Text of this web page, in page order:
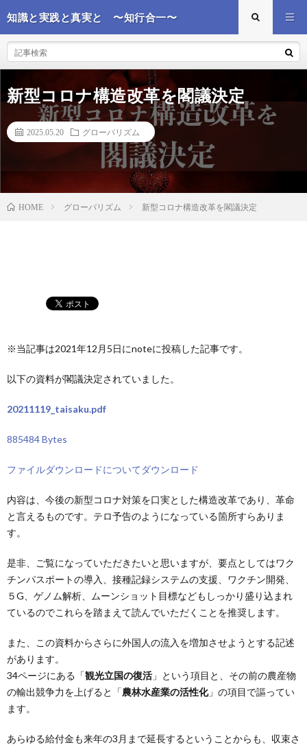
知識と実践と真実と 〜知行合一〜
新型コロナ構造改革を閣議決定
2025.05.20 グローバリズム
HOME グローバリズム 新型コロナ構造改革を閣議決定
※当記事は2021年12月5日にnoteに投稿した記事です。
以下の資料が閣議決定されていました。
20211119_taisaku.pdf
885484 Bytes
ファイルダウンロードについて ダウンロード
内容は、今後の新型コロナ対策を口実とした構造改革であり、革命
と言えるものです。テロ予告のようになっている箇所すらありま
す。
是非、ご覧になっていただきたいと思いますが、要点としてはワク
チンパスポートの導入、接種記録システムの支援、ワクチン開発、
５G、ゲノム解析、ムーンショット目標などもしっかり盛り込まれ
ているのでこれらを踏まえて読んでいただくことを推奨します。
また、この資料からさらに外国人の流入を増加させようとする記述
があります。
34ページにある「観光立国の復活 」という項目と、その前の農産物
の輸出競争力を上げると「農林水産業の活性化」の項目で謳ってい
ます。
あらゆる給付金も来年の3月まで延長するということからも、収束さ